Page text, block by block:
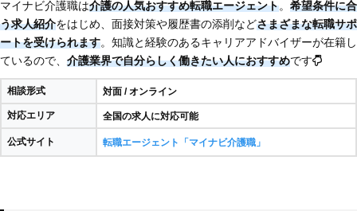
マイナビ介護職は介護の人気おすすめ転職エージェント。 希望条件に合
う求人紹介をはじめ、面接対策や履歴書の添削などさまざまな転職サポ
ートを受けられます。知識と経験のあるキャリアアドバイザーが在籍し
ているので、 介護業界で自分らしく働きたい人におすすめです
相談形式 対面 / オンライン
対応エリア 全国の求人に対応可能
公式サイト 転職エージェント「マイナビ介護職」